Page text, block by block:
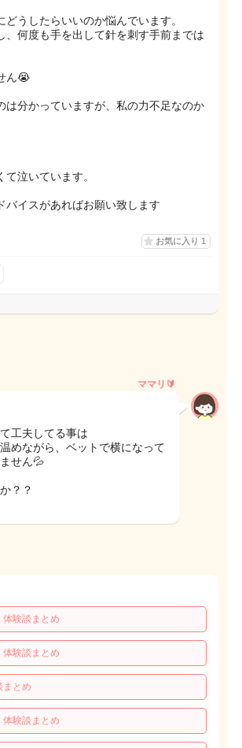
うしたらいいのか悩んでいます。
、何度も手を出して針を刺す手前までは
ん😭
は分かっていますが、私の力不足なのか
泣いています。
バイスがあればお願い致します
お気に入り 1
ママリ🔰
工夫してる事は
めながら、ベットで横になって
せん💦
？？
験談まとめ
験談まとめ
まとめ
験談まとめ